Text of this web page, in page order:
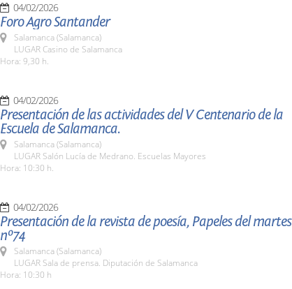
04/02/2026
Foro Agro Santander
Salamanca (Salamanca)
LUGAR Casino de Salamanca
Hora: 9,30 h.
04/02/2026
Presentación de las actividades del V Centenario de la
Escuela de Salamanca.
Salamanca (Salamanca)
LUGAR Salón Lucía de Medrano. Escuelas Mayores
Hora: 10:30 h.
04/02/2026
Presentación de la revista de poesía, Papeles del martes
nº74
Salamanca (Salamanca)
LUGAR Sala de prensa. Diputación de Salamanca
Hora: 10:30 h